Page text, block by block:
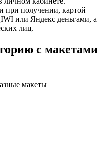
получении, картой
или Яндекс деньгами, а
лиц.
с макетами
макеты